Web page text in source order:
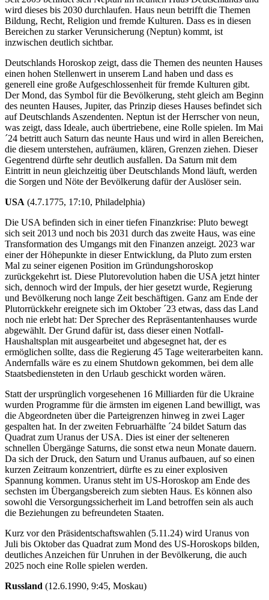
wird dieses bis 2030 durchlaufen. Haus neun betrifft die Themen
Bildung, Recht, Religion und fremde Kulturen. Dass es in diesen
Bereichen zu starker Verunsicherung (Neptun) kommt, ist
inzwischen deutlich sichtbar.
Deutschlands Horoskop zeigt, dass die Themen des neunten Hauses
einen hohen Stellenwert in unserem Land haben und dass es
generell eine große Aufgeschlossenheit für fremde Kulturen gibt.
Der Mond, das Symbol für die Bevölkerung, steht gleich am Beginn
des neunten Hauses, Jupiter, das Prinzip dieses Hauses befindet sich
auf Deutschlands Aszendenten. Neptun ist der Herrscher von neun,
was zeigt, dass Ideale, auch übertriebene, eine Rolle spielen. Im Mai
´24 betritt auch Saturn das neunte Haus und wird in allen Bereichen,
die diesem unterstehen, aufräumen, klären, Grenzen ziehen. Dieser
Gegentrend dürfte sehr deutlich ausfallen. Da Saturn mit dem
Eintritt in neun gleichzeitig über Deutschlands Mond läuft, werden
die Sorgen und Nöte der Bevölkerung dafür der Auslöser sein.
USA (4.7.1775, 17:10, Philadelphia)
Die USA befinden sich in einer tiefen Finanzkrise: Pluto bewegt
sich seit 2013 und noch bis 2031 durch das zweite Haus, was eine
Transformation des Umgangs mit den Finanzen anzeigt. 2023 war
einer der Höhepunkte in dieser Entwicklung, da Pluto zum ersten
Mal zu seiner eigenen Position im Gründungshoroskop
zurückgekehrt ist. Diese Plutorevolution haben die USA jetzt hinter
sich, dennoch wird der Impuls, der hier gesetzt wurde, Regierung
und Bevölkerung noch lange Zeit beschäftigen. Ganz am Ende der
Plutorrückkehr ereignete sich im Oktober ´23 etwas, dass das Land
noch nie erlebt hat: Der Sprecher des Repräsentantenhauses wurde
abgewählt. Der Grund dafür ist, dass dieser einen Notfall-
Haushaltsplan mit ausgearbeitet und abgesegnet hat, der es
ermöglichen sollte, dass die Regierung 45 Tage weiterarbeiten kann.
Andernfalls wäre es zu einem Shutdown gekommen, bei dem alle
Staatsbediensteten in den Urlaub geschickt worden wären.
Statt der ursprünglich vorgesehenen 16 Milliarden für die Ukraine
wurden Programme für die ärmsten im eigenen Land bewilligt, was
die Abgeordneten über die Parteigrenzen hinweg in zwei Lager
gespalten hat. In der zweiten Februarhälfte ´24 bildet Saturn das
Quadrat zum Uranus der USA. Dies ist einer der selteneren
schnellen Übergänge Saturns, die sonst etwa neun Monate dauern.
Da sich der Druck, den Saturn und Uranus aufbauen, auf so einen
kurzen Zeitraum konzentriert, dürfte es zu einer explosiven
Spannung kommen. Uranus steht im US-Horoskop am Ende des
sechsten im Übergangsbereich zum siebten Haus. Es können also
sowohl die Versorgungssicherheit im Land betroffen sein als auch
die Beziehungen zu befreundeten Staaten.
Kurz vor den Präsidentschaftswahlen (5.11.24) wird Uranus von
Juli bis Oktober das Quadrat zum Mond des US-Horoskops bilden,
deutliches Anzeichen für Unruhen in der Bevölkerung, die auch
2025 noch eine Rolle spielen werden.
Russland (12.6.1990, 9:45, Moskau)